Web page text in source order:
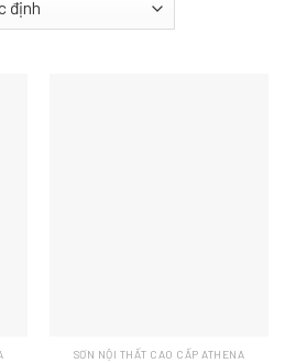
SƠN NỘI THẤT CAO CẤP ATHENA